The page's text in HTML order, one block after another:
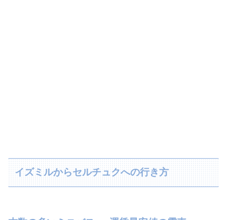
イズミルからセルチュクへの行き方